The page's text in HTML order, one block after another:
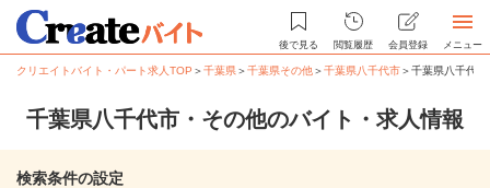
後で見る 閲覧履歴 会員登録 メニュー
クリエイトバイト・パート求人TOP ＞千葉県＞千葉県その他＞千葉県八千代市＞千葉県八千代
千葉県八千代市・その他のバイト・求人情報
検索条件の設定